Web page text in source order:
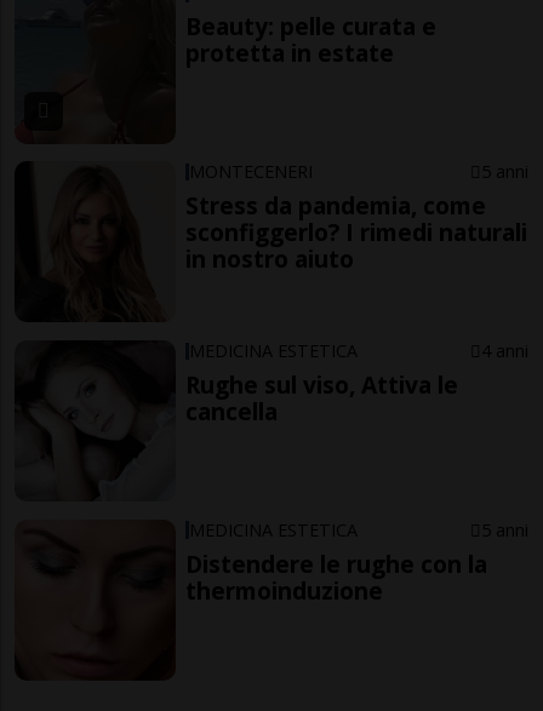
Beauty: pelle curata e
protetta in estate
MONTECENERI 5 anni
Stress da pandemia, come
sconfiggerlo? I rimedi naturali
in nostro aiuto
MEDICINA ESTETICA 4 anni
Rughe sul viso, Attiva le
cancella
MEDICINA ESTETICA 5 anni
Distendere le rughe con la
thermoinduzione